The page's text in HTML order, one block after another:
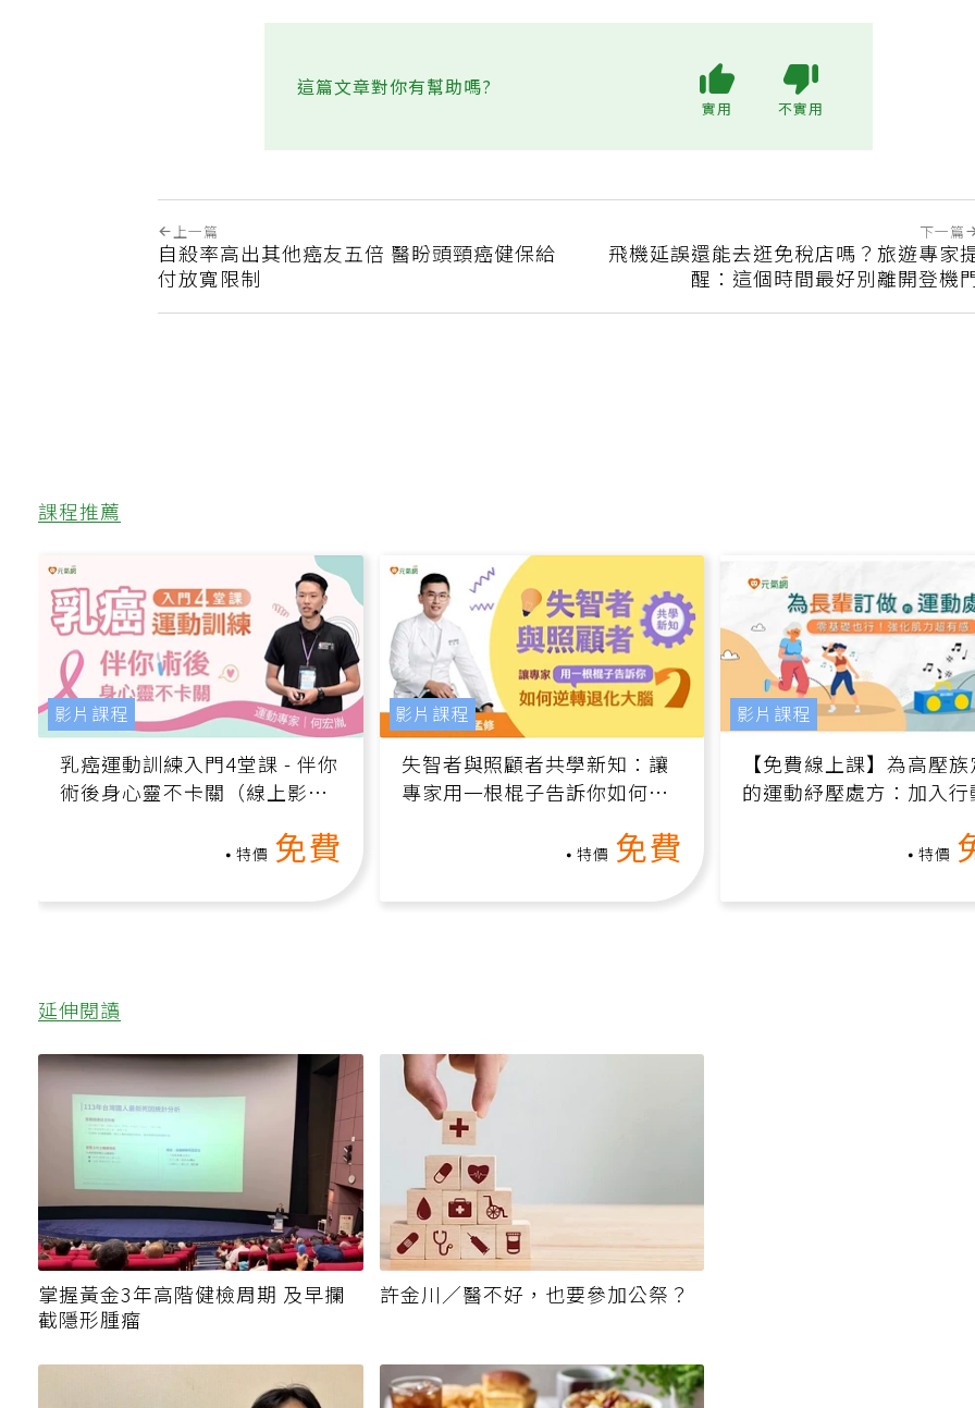
這篇文章對你有幫助嗎?
實用 不實用
上一篇
自殺率高出其他癌友五倍 醫盼頭頸癌健保給
付放寬限制
下一篇
飛機延誤還能去逛免稅店嗎？旅遊專家
醒：這個時間最好別離開登機
課程推薦
乳癌運動訓練入門4堂課 - 伴你
術後身心靈不卡關（線上影音
免費
影片課程
失智者與照顧者共學新知：讓
專家用一根棍子告訴你如何逆
轉退化大腦（線上影音課）
免費
影片課程
【免費線上課】為高壓族
的運動紓壓處方：加入行
增肌、互動元素，0基礎
影片課程
延伸閱讀
掌握黃金3年高階健檢周期 及早攔
截隱形腫瘤
許金川／醫不好，也要參加公祭？